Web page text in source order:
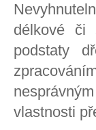
délkové či
podstaty
vlastnosti